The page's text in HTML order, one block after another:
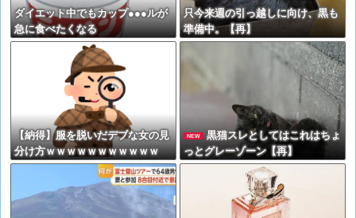
ダイエット中でもカップ●●●ルが
急に食べたくなる
只今来週の引っ越しに向け、黒も
準備中。【再】
【納得】服を脱いだデブな女の見
分け方ｗｗｗｗｗｗｗｗｗｗｗ
NEW
黒猫スレとしてはこれはちょ
っとグレーゾーン【再】